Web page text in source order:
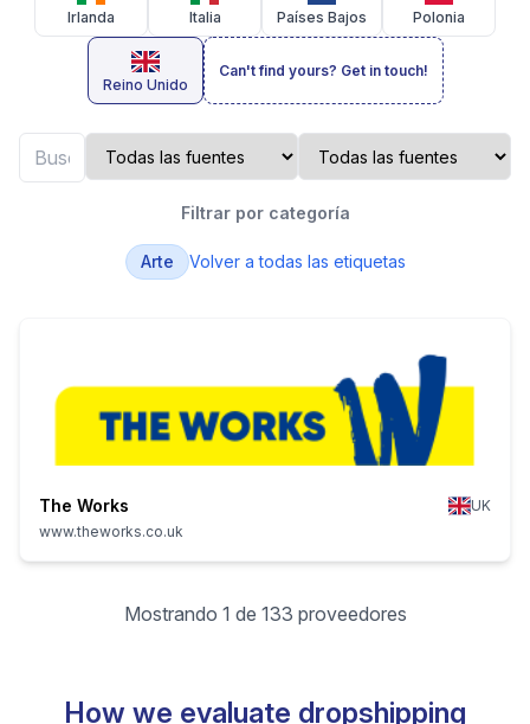
Irlanda Italia Países Bajos Polonia
Reino Unido
Can't find yours? Get in touch!
Filtrar por categoría
Arte Volver a todas las etiquetas
The Works
UK
www.theworks.co.uk
Mostrando 1 de 133 proveedores
How we evaluate dropshipping